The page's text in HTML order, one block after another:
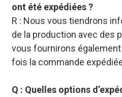
ont été expédiées ?
R : Nous vous tiendrons
de la production avec des
vous fournirons
fois la commande
Q : Quelles options